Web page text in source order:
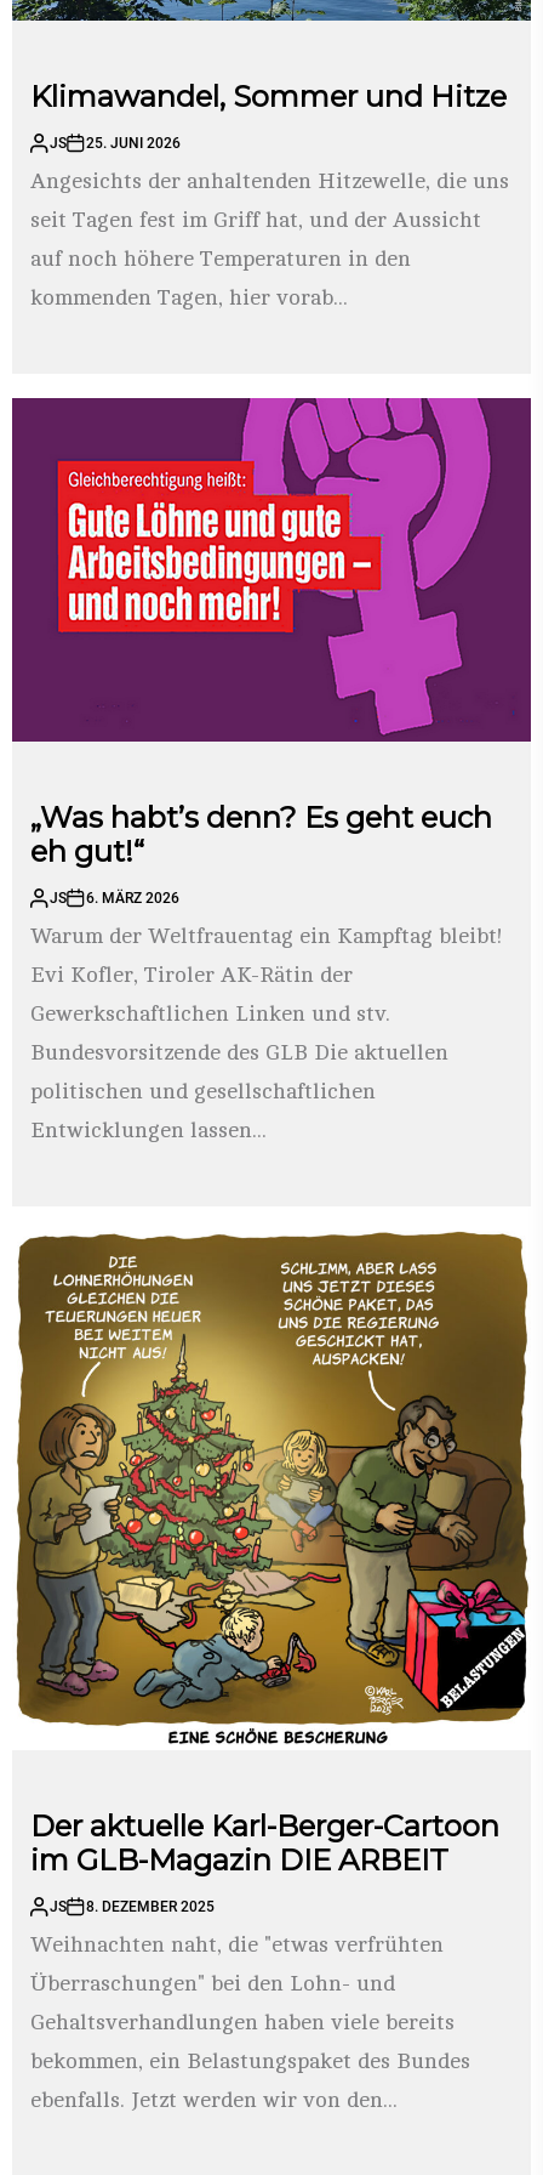
Klimawandel, Sommer und Hitze
JS 25. JUNI 2026
Angesichts der anhaltenden Hitzewelle, die uns
seit Tagen fest im Griff hat, und der Aussicht
auf noch höhere Temperaturen in den
kommenden Tagen, hier vorab...
„Was habt’s denn? Es geht euch
eh gut!“
JS 6. MÄRZ 2026
Warum der Weltfrauentag ein Kampftag bleibt!
Evi Kofler, Tiroler AK-Rätin der
Gewerkschaftlichen Linken und stv.
Bundesvorsitzende des GLB Die aktuellen
politischen und gesellschaftlichen
Entwicklungen lassen...
Der aktuelle Karl-Berger-Cartoon
im GLB-Magazin DIE ARBEIT
JS 8. DEZEMBER 2025
Weihnachten naht, die "etwas verfrühten
Überraschungen" bei den Lohn- und
Gehaltsverhandlungen haben viele bereits
bekommen, ein Belastungspaket des Bundes
ebenfalls. Jetzt werden wir von den...